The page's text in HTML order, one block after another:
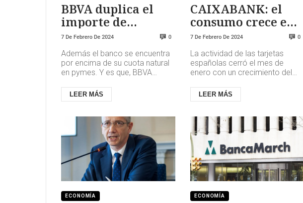
BBVA duplica el
importe de
préstamos ICO en
2023
7 De Febrero De 2024 0
Además el banco se encuentra
por encima de su cuota natural
en pymes. Y es que, BBVA
ICO Empresas y
Emprendedores...
LEER MÁS
CAIXABANK: el
consumo crece en
enero un 7,1%
7 De Febrero De 2024 0
La actividad de las tarjetas
españolas cerró el mes de
enero con un crecimiento del
diciembre). El dato de este mes
vien...
LEER MÁS
ECONOMÍA ECONOMÍA